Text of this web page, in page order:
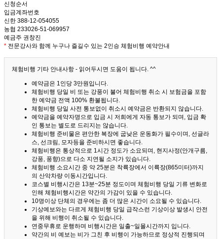
신청순서
입금계좌번호
신한 388-12-054055
농협 233026-51-069957
예금주 권창진
* 전문강사와 함께 누구나 즐길수 있는 2인승 체험비행 예약안내
체험비행 기타 안내사항 - 읽어두시면 도움이 됩니다. ^^
예약금은 1인당 3만원입니다.
체험비행 당일 비 또는 강풍이 불어 체험비행 취소 시 보험금을 포함
한 예약금 전액 100% 환불됩니다.
체험비행 당일 사전 통보없이 취소시 예약금은 반환되지 않습니다.
예약금을 예약자명으로 입금 시 저희에게 자동 통보가 되며, 입금 확
인 통보는 별도로 드리지는 않습니다.
체험비행 준비물은 편안한 복장에 굽낮은 운동화가 필수이며, 선글라
스, 선크림, 모자등을 준비하시면 좋습니다.
체험비행은 통상적으로 1시간 정도가 소요되며, 현지사정(안개구름,
강풍, 풍향)으로 다소 지연될 소지가 있습니다.
체험비행 소요시간 중 약 25분은 착륙장에서 이륙장(865미터)까지
의 산악차량 이동시간입니다.
코스별 비행시간은 13분~25분 정도이며 체험비행 당일 기류 변화로
인해 체험비행시간은 약간의 가감이 있을 수 있습니다.
10명이상 단체의 경우에는 좀 더 많은 시간이 소요될 수 있습니다.
기상예보와는 다르게 체험비행 당일 급작스런 기상이상 발생시 안전
을 위해 비행이 취소될 수 있습니다.
연중무휴로 운행하며 비행시간은 일출~일몰시간까지 입니다.
약간의 비 예보는 비가 그친 후 비행이 가능하므로 정상적 진행되며